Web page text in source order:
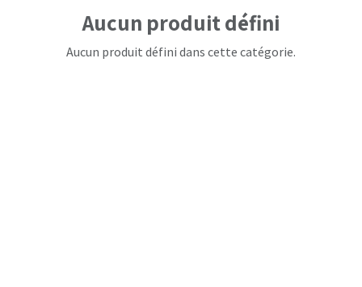
Aucun produit défini
Aucun produit défini dans cette catégorie.